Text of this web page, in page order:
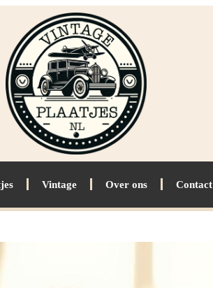
Vintage Over ons Contact